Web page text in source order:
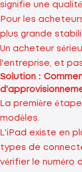
signifie une
Pour les
plus grande
Un acheteur
l'entreprise, et
Solution :
La première
modèles.
L'iPad existe en
types de
vérifier le numéro